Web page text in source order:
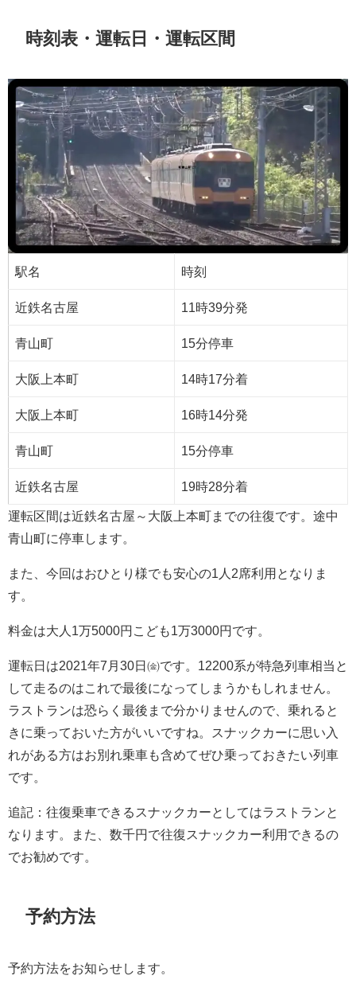
時刻表・運転日・運転区間
駅名 時刻
近鉄名古屋 11時39分発
青山町 15分停車
大阪上本町 14時17分着
大阪上本町 16時14分発
青山町 15分停車
近鉄名古屋 19時28分着
運転区間は近鉄名古屋～大阪上本町までの往復です。途中
青山町に停車します。
また、今回はおひとり様でも安心の1人2席利用となりま
す。
料金は大人1万5000円こども1万3000円です。
運転日は2021年7月30日㈮です。12200系が特急列車相当と
して走るのはこれで最後になってしまうかもしれません。
ラストランは恐らく最後まで分かりませんので、乗れると
きに乗っておいた方がいいですね。スナックカーに思い入
れがある方はお別れ乗車も含めてぜひ乗っておきたい列車
です。
追記：往復乗車できるスナックカーとしてはラストランと
なります。また、数千円で往復スナックカー利用できるの
でお勧めです。
予約方法
予約方法をお知らせします。